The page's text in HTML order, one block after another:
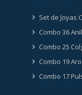
Set de Joyas
Combo 36
Combo 25
Combo 19
Combo 17